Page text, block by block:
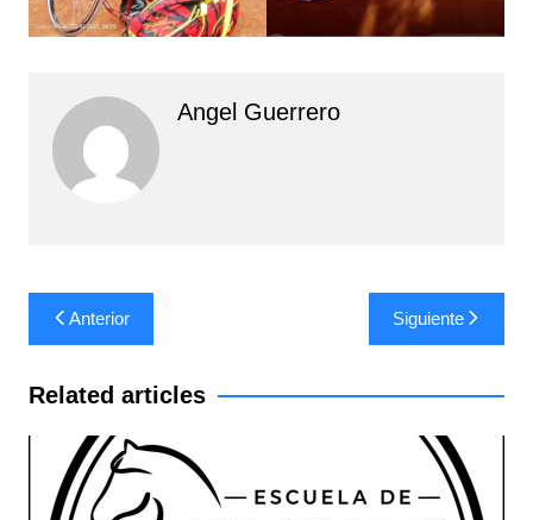
Angel Guerrero
Navegación
de
entradas
Anterior Siguiente
Related articles